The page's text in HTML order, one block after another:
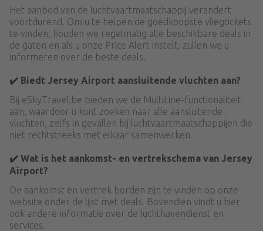
Het aanbod van de luchtvaartmaatschappij verandert
voortdurend. Om u te helpen de goedkoopste vliegtickets
te vinden, houden we regelmatig alle beschikbare deals in
de gaten en als u onze Price Alert instelt, zullen we u
informeren over de beste deals.
✔️ Biedt Jersey Airport aansluitende vluchten aan?
Bij eSkyTravel.be bieden we de MultiLine-functionaliteit
aan, waardoor u kunt zoeken naar alle aansluitende
vluchten, zelfs in gevallen bij luchtvaartmaatschappijen die
niet rechtstreeks met elkaar samenwerken.
✔️ Wat is het aankomst- en vertrekschema van Jersey
Airport?
De aankomst en vertrek borden zijn te vinden op onze
website onder de lijst met deals. Bovendien vindt u hier
ook andere informatie over de luchthavendienst en
services.